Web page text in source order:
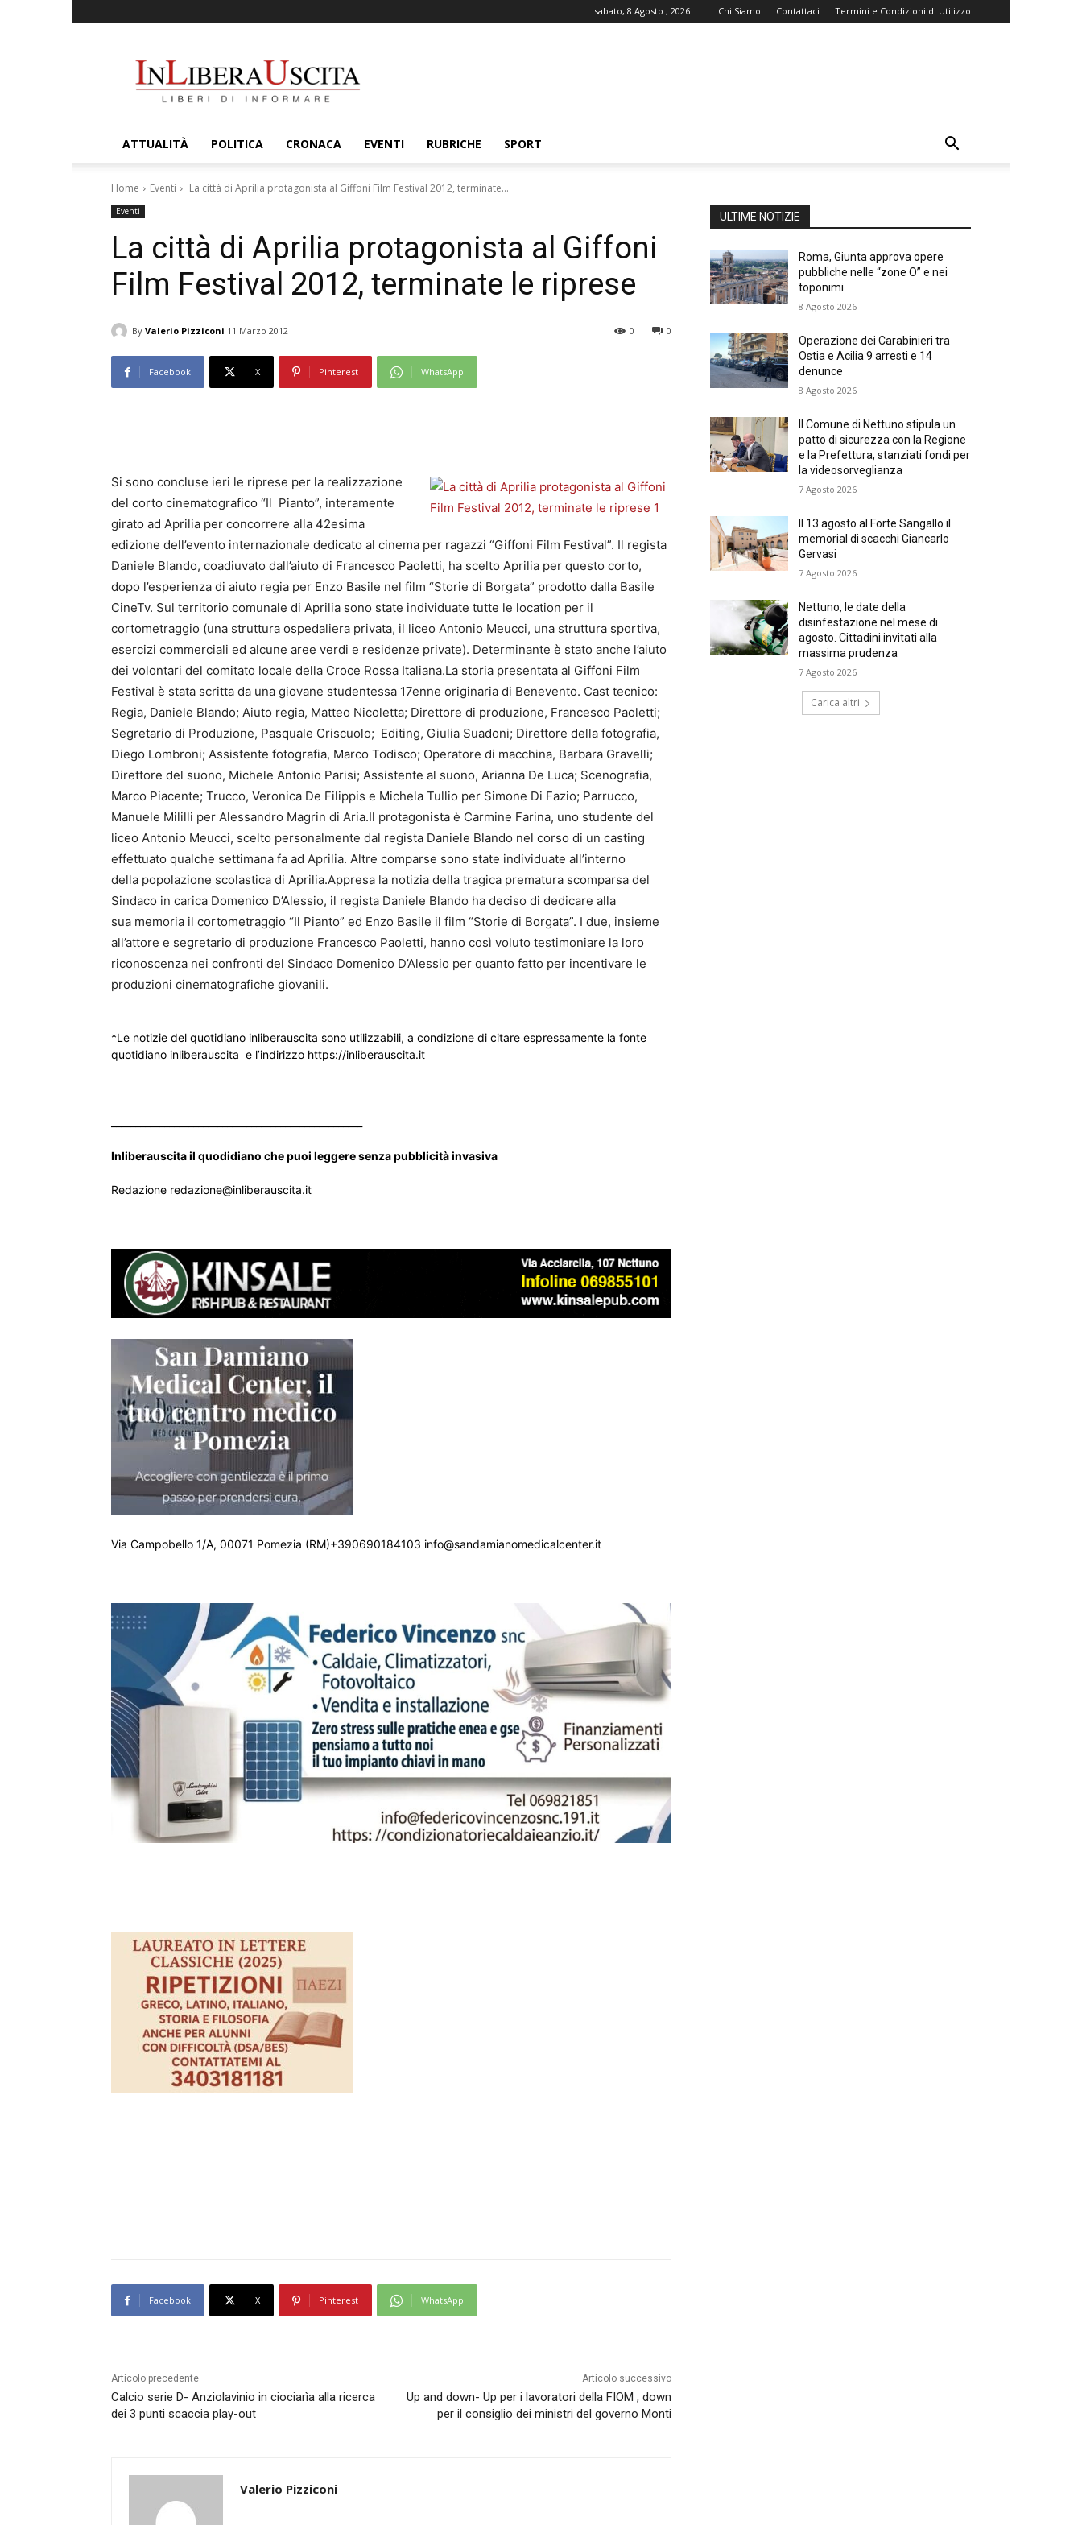
sabato, 8 Agosto , 2026 Chi Siamo Contattaci Termini e Condizioni di Utilizzo
ATTUALITÀ POLITICA CRONACA EVENTI RUBRICHE SPORT
Home Eventi La città di Aprilia protagonista al Giffoni Film Festival 2012, terminate...
Eventi
La città di Aprilia protagonista al Giffoni
Film Festival 2012, terminate le riprese
By Valerio Pizziconi 11 Marzo 2012 0
0
Facebook X Pinterest WhatsApp
Si sono concluse ieri le riprese per la realizzazione
del corto cinematografico “Il Pianto”, interamente
girato ad Aprilia per concorrere alla 42esima
edizione dell’evento internazionale dedicato al cinema per ragazzi “Giffoni Film Festival”. Il regista
Daniele Blando, coadiuvato dall’aiuto di Francesco Paoletti, ha scelto Aprilia per questo corto,
dopo l’esperienza di aiuto regia per Enzo Basile nel film “Storie di Borgata” prodotto dalla Basile
CineTv. Sul territorio comunale di Aprilia sono state individuate tutte le location per il
cortometraggio (una struttura ospedaliera privata, il liceo Antonio Meucci, una struttura sportiva,
esercizi commerciali ed alcune aree verdi e residenze private). Determinante è stato anche l’aiuto
dei volontari del comitato locale della Croce Rossa Italiana.La storia presentata al Giffoni Film
Festival è stata scritta da una giovane studentessa 17enne originaria di Benevento. Cast tecnico:
Regia, Daniele Blando; Aiuto regia, Matteo Nicoletta; Direttore di produzione, Francesco Paoletti;
Segretario di Produzione, Pasquale Criscuolo; Editing, Giulia Suadoni; Direttore della fotografia,
Diego Lombroni; Assistente fotografia, Marco Todisco; Operatore di macchina, Barbara Gravelli;
Direttore del suono, Michele Antonio Parisi; Assistente al suono, Arianna De Luca; Scenografia,
Marco Piacente; Trucco, Veronica De Filippis e Michela Tullio per Simone Di Fazio; Parrucco,
Manuele Mililli per Alessandro Magrin di Aria.Il protagonista è Carmine Farina, uno studente del
liceo Antonio Meucci, scelto personalmente dal regista Daniele Blando nel corso di un casting
effettuato qualche settimana fa ad Aprilia. Altre comparse sono state individuate all’interno
della popolazione scolastica di Aprilia.Appresa la notizia della tragica prematura scomparsa del
Sindaco in carica Domenico D’Alessio, il regista Daniele Blando ha deciso di dedicare alla
sua memoria il cortometraggio “Il Pianto” ed Enzo Basile il film “Storie di Borgata”. I due, insieme
all’attore e segretario di produzione Francesco Paoletti, hanno così voluto testimoniare la loro
riconoscenza nei confronti del Sindaco Domenico D’Alessio per quanto fatto per incentivare le
produzioni cinematografiche giovanili.
*Le notizie del quotidiano inliberauscita sono utilizzabili, a condizione di citare espressamente la fonte
quotidiano inliberauscita e l’indirizzo https://inliberauscita.it
Inliberauscita il quodidiano che puoi leggere senza pubblicità invasiva
Redazione redazione@inliberauscita.it
Via Campobello 1/A, 00071 Pomezia (RM)+390690184103 info@sandamianomedicalcenter.it
Facebook X Pinterest WhatsApp
Articolo precedente
Calcio serie D- Anziolavinio in ciociarìa alla ricerca
dei 3 punti scaccia play-out
Articolo successivo
Up and down- Up per i lavoratori della FIOM , down
per il consiglio dei ministri del governo Monti
Valerio Pizziconi
ULTIME NOTIZIE
Roma, Giunta approva opere
pubbliche nelle “zone O” e nei
toponimi
8 Agosto 2026
Operazione dei Carabinieri tra
Ostia e Acilia 9 arresti e 14
denunce
8 Agosto 2026
Il Comune di Nettuno stipula un
patto di sicurezza con la Regione
e la Prefettura, stanziati fondi per
la videosorveglianza
7 Agosto 2026
Il 13 agosto al Forte Sangallo il
memorial di scacchi Giancarlo
Gervasi
7 Agosto 2026
Nettuno, le date della
disinfestazione nel mese di
agosto. Cittadini invitati alla
massima prudenza
7 Agosto 2026
Carica altri